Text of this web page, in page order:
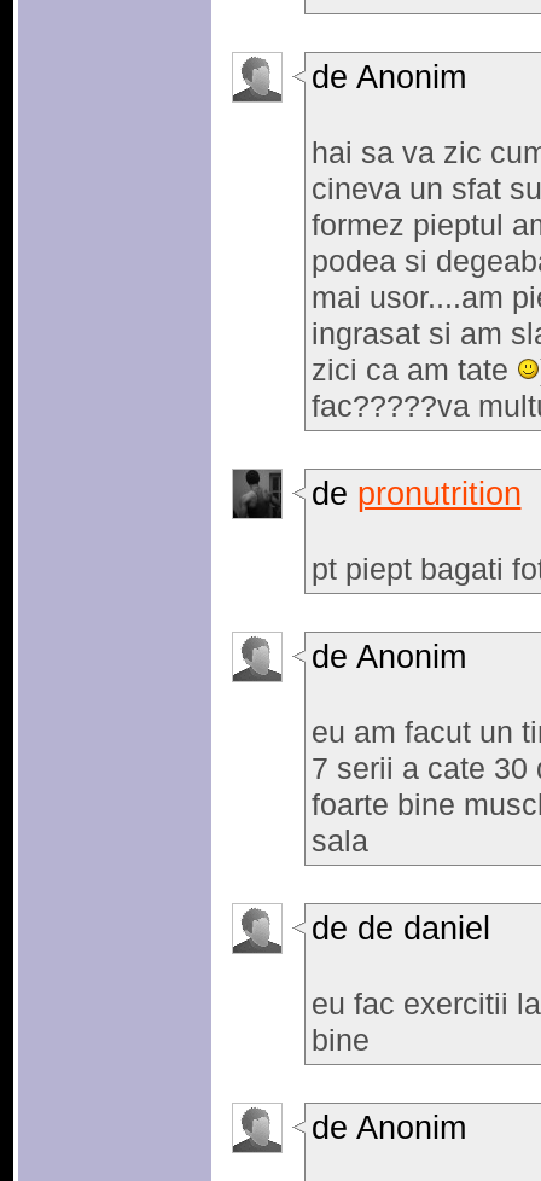
de Anonim
hai sa va zic
cineva un sfat
formez pieptul
podea si
mai usor....am
ingrasat si am
zici ca am tate
fac?????va
de pronutrition
pt piept bagati
de Anonim
eu am facut un
7 serii a cate 30
foarte bine
sala
de de daniel
eu fac exercitii
bine
de Anonim